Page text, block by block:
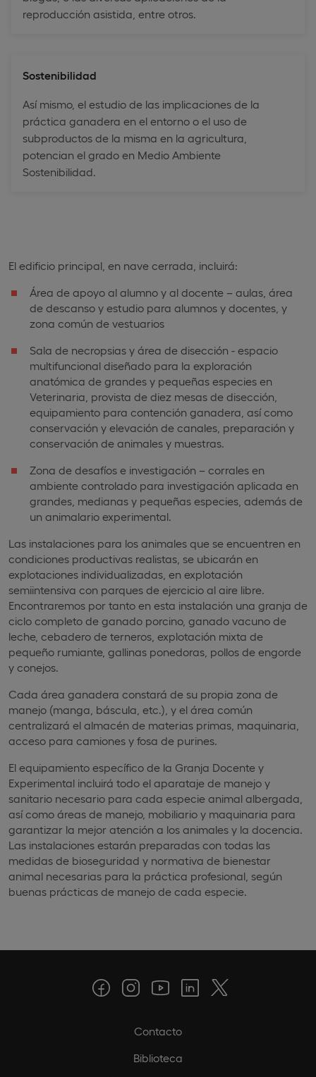
reproducción asistida, entre otros.
Sostenibilidad
Así mismo, el estudio de las implicaciones de la
práctica ganadera en el entorno o el uso de
subproductos de la misma en la agricultura,
potencian el grado en Medio Ambiente
Sostenibilidad.
El edificio principal, en nave cerrada, incluirá:
Área de apoyo al alumno y al docente – aulas, área
de descanso y estudio para alumnos y docentes, y
zona común de vestuarios
Sala de necropsias y área de disección - espacio
multifuncional diseñado para la exploración
anatómica de grandes y pequeñas especies en
Veterinaria, provista de diez mesas de disección,
equipamiento para contención ganadera, así como
conservación y elevación de canales, preparación y
conservación de animales y muestras.
Zona de desafíos e investigación – corrales en
ambiente controlado para investigación aplicada en
grandes, medianas y pequeñas especies, además de
un animalario experimental.
Las instalaciones para los animales que se encuentren en
condiciones productivas realistas, se ubicarán en
explotaciones individualizadas, en explotación
semiintensiva con parques de ejercicio al aire libre.
Encontraremos por tanto en esta instalación una granja de
ciclo completo de ganado porcino, ganado vacuno de
leche, cebadero de terneros, explotación mixta de
pequeño rumiante, gallinas ponedoras, pollos de engorde
y conejos.
Cada área ganadera constará de su propia zona de
manejo (manga, báscula, etc.), y el área común
centralizará el almacén de materias primas, maquinaria,
acceso para camiones y fosa de purines.
El equipamiento específico de la Granja Docente y
Experimental incluirá todo el aparataje de manejo y
sanitario necesario para cada especie animal albergada,
así como áreas de manejo, mobiliario y maquinaria para
garantizar la mejor atención a los animales y la docencia.
Las instalaciones estarán preparadas con todas las
medidas de bioseguridad y normativa de bienestar
animal necesarias para la práctica profesional, según
buenas prácticas de manejo de cada especie.
Contacto
Biblioteca